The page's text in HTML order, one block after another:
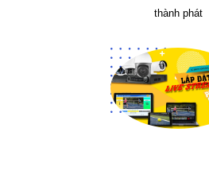
thành phát